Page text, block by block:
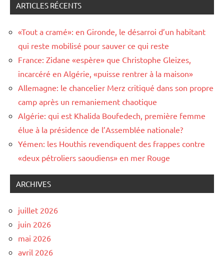
ARTICLES RÉCENTS
«Tout a cramé»: en Gironde, le désarroi d’un habitant
qui reste mobilisé pour sauver ce qui reste
France: Zidane «espère» que Christophe Gleizes,
incarcéré en Algérie, «puisse rentrer à la maison»
Allemagne: le chancelier Merz critiqué dans son propre
camp après un remaniement chaotique
Algérie: qui est Khalida Boufedech, première femme
élue à la présidence de l’Assemblée nationale?
Yémen: les Houthis revendiquent des frappes contre
«deux pétroliers saoudiens» en mer Rouge
ARCHIVES
juillet 2026
juin 2026
mai 2026
avril 2026